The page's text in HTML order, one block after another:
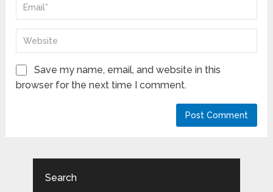
Save my name, email, and website in this
browser for the next time I comment.
Search